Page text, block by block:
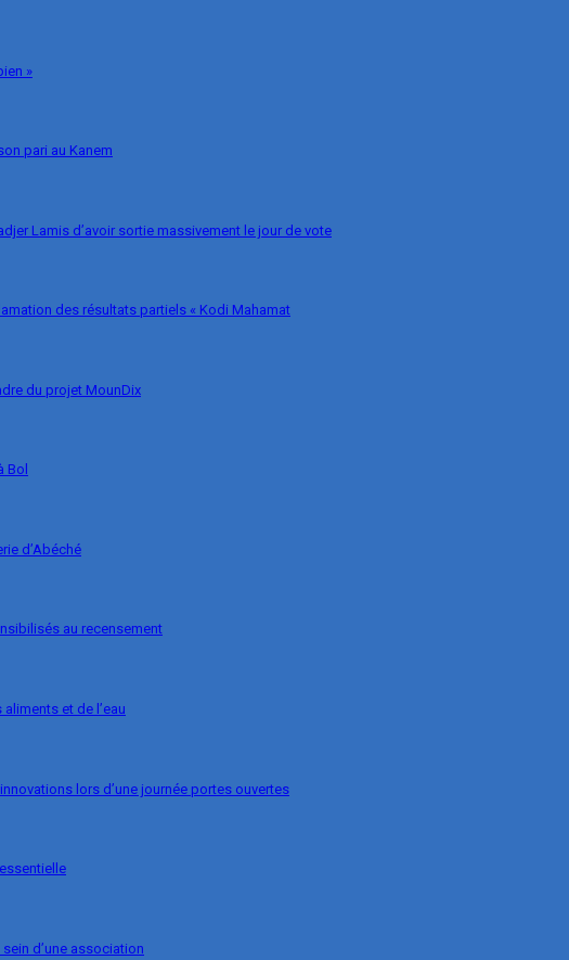
»
pari au Kanem
Lamis d’avoir sortie massivement le jour de vote
des résultats partiels « Kodi Mahamat
du projet MounDix
Bol
d’Abéché
au recensement
et de l’eau
lors d’une journée portes ouvertes
d’une association